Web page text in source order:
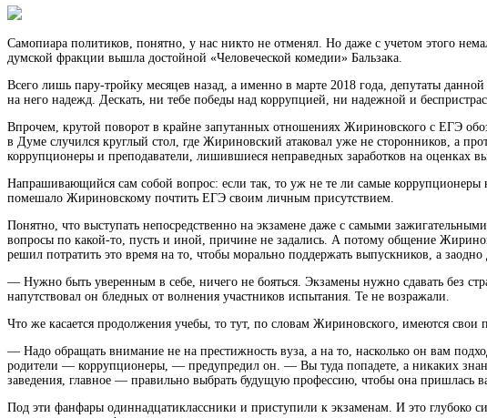
Самопиара политиков, понятно, у нас никто не отменял. Но даже с учетом этого
думской фракции вышла достойной «Человеческой комедии» Бальзака.
Всего лишь пару-тройку месяцев назад, а именно в марте 2018 года, депутаты
на него надежд. Дескать, ни тебе победы над коррупцией, ни надежной и
Впрочем, крутой поворот в крайне запутанных отношениях Жириновского с ЕГЭ
в Думе случился круглый стол, где Жириновский атаковал уже не сторонников, а
коррупционеры и преподаватели, лишившиеся неправедных заработков на оценках
Напрашивающийся сам собой вопрос: если так, то уж не те ли самые
помешало Жириновскому почтить ЕГЭ своим личным присутствием.
Понятно, что выступать непосредственно на экзамене даже с самыми
вопросы по какой-то, пусть и иной, причине не задались. А потому общение
решил потратить это время на то, чтобы морально поддержать выпускников, а
— Нужно быть уверенным в себе, ничего не бояться. Экзамены нужно сдавать без
напутствовал он бледных от волнения участников испытания. Те не возражали.
Что же касается продолжения учебы, то тут, по словам Жириновского, имеются
— Надо обращать внимание не на престижность вуза, а на то, насколько он вам
родители — коррупционеры, — предупредил он. — Вы туда попадете, а никаких
заведения, главное — правильно выбрать будущую профессию, чтобы она
Под эти фанфары одиннадцатиклассники и приступили к экзаменам. И это глубоко